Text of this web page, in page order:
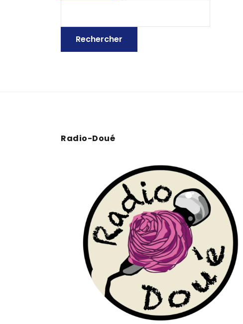
Radio-Doué